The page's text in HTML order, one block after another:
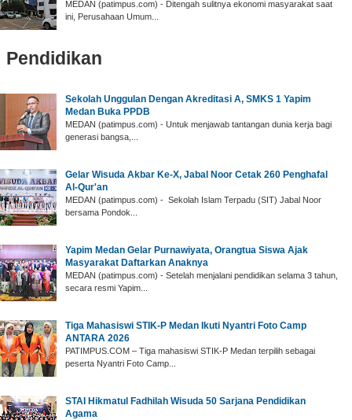
MEDAN (patimpus.com) - Ditengah sulitnya ekonomi masyarakat saat
ini, Perusahaan Umum...
Pendidikan
‎Sekolah Unggulan Dengan Akreditasi A, SMKS 1 Yapim
Medan Buka PPDB
‎MEDAN (patimpus.com) - Untuk menjawab tantangan dunia kerja bagi
generasi bangsa,...
‎Gelar Wisuda Akbar Ke-X, Jabal Noor Cetak 260 Penghafal
Al-Qur'an ‎
‎MEDAN (patimpus.com) - Sekolah Islam Terpadu (SIT) Jabal Noor
bersama Pondok...
Yapim Medan Gelar ‎Purnawiyata, Orangtua Siswa Ajak
Masyarakat Daftarkan Anaknya
‎MEDAN (patimpus.com) - Setelah menjalani pendidikan selama 3 tahun,
secara resmi Yapim...
‎Tiga Mahasiswi STIK-P Medan Ikuti Nyantri Foto Camp
ANTARA 2026
‎PATIMPUS.COM – Tiga mahasiswi STIK-P Medan terpilih sebagai
peserta Nyantri Foto Camp...
‎STAI Hikmatul Fadhilah Wisuda 50 Sarjana Pendidikan
Agama